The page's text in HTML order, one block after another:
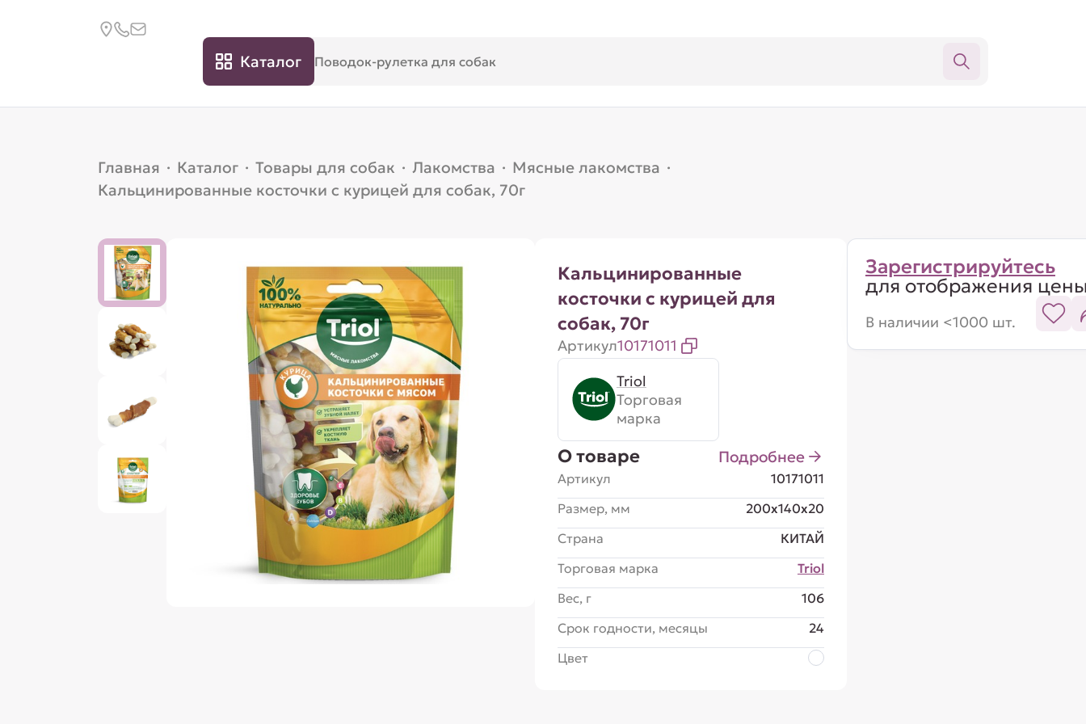
Каталог
Главная · Каталог · Товары для собак · Лакомства · Мясные лакомства ·
Кальцинированные косточки с курицей для собак, 70г
Кальцинированные
косточки с курицей для
собак, 70г
Артикул10171011
Triol
Торговая
марка
О товаре Подробнее
Артикул
10171011
Размер, мм
200x140x20
Страна
КИТАЙ
Торговая марка
Triol
Вес, г
106
Срок годности, месяцы
24
Цвет
Зарегистрируйтесь
для отображения
В наличии <1000 шт.